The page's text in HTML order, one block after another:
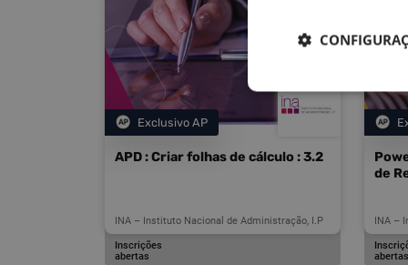
APD : Criar folhas de cálculo : 3.2
INA – Instituto Nacional de Administração, I.P
Categoria
Exclusivo AP
Inscrições
abertas
de
INA –
abertas